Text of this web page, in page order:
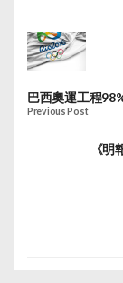
日決定批准讓
行李，於他本
代送行李入禁
是違規，欠缺
頒令機管局的
巴西奧運工程
Previous Post
《